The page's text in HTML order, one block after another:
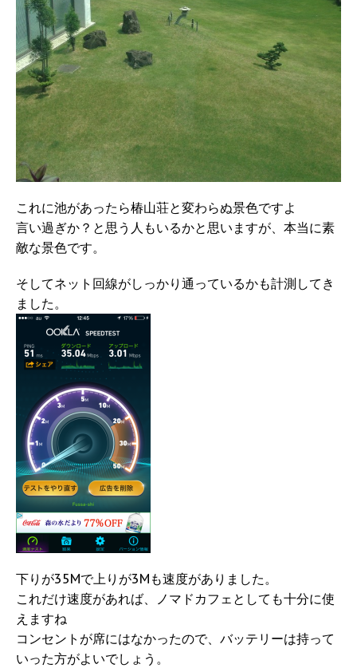
これに池があったら椿山荘と変わらぬ景色ですよ
言い過ぎか？と思う人もいるかと思いますが、本当に素
敵な景色です。
そしてネット回線がしっかり通っているかも計測してき
ました。
下りが35Mで上りが3Mも速度がありました。
これだけ速度があれば、ノマドカフェとしても十分に使
えますね
コンセントが席にはなかったので、バッテリーは持って
いった方がよいでしょう。